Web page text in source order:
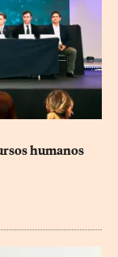
humanos